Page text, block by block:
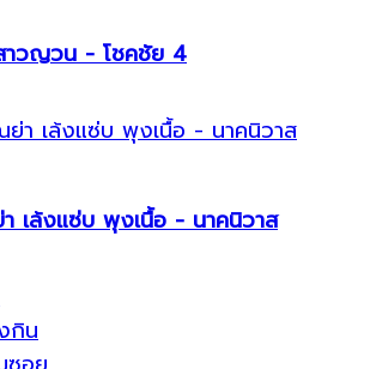
าวญวน - โชคชัย 4
เล้งแซ่บ พุงเนื้อ - นาคนิวาส
กิน